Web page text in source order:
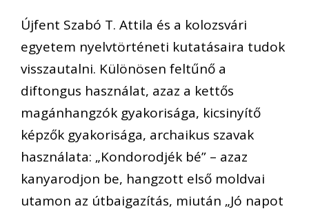
Újfent Szabó T. Attila és a kolozsvári
egyetem nyelvtörténeti kutatásaira tudok
visszautalni. Különösen feltűnő a
diftongus használat, azaz a kettős
magánhangzók gyakorisága, kicsinyítő
képzők gyakorisága, archaikus szavak
használata: „Kondorodjék bé” – azaz
kanyarodjon be, hangzott első moldvai
utamon az útbaigazítás, miután „Jó napot